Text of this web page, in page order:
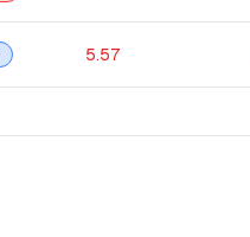
5.57